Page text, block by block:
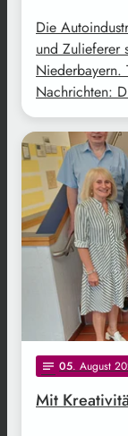
Die
und Zulieferer
Niederbayern.
Nachrichten:
notes 05. August
Mit